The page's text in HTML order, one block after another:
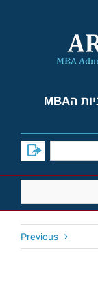
למד על אפשרויות הקבלה לתוכניות הMBA
Previous